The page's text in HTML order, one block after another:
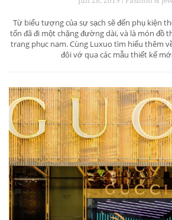
Từ biểu tượng của sự sạch sẽ đến phụ kiện
tốn đã đi một chặng đường dài, và là món đồ
trang phục nam. Cùng Luxuo tìm hiểu thêm
đôi vớ qua các mẫu thiết kế